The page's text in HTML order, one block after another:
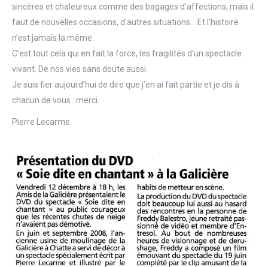
sincères et chaleureux comme des bagages d’affections, mais il
faut de nouvelles occasions, d’autres situations… Et l’histoire
n’est jamais la même.
C’est tout cela qui en fait la force, les fragilités d’un spectacle
vivant. De nos vies sans doute aussi.
Je suis fier aujourd’hui de dire que j’en ai fait partie et je dis à
chacun de vous : merci.
Pierre Lecarme